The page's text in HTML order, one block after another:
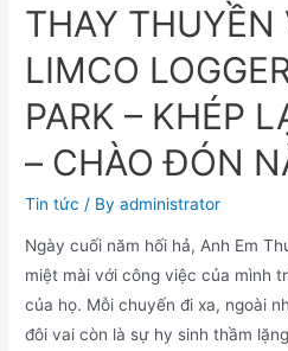
THAY THUYỀN
LIMCO
PARK – KHÉP
– CHÀO ĐÓN
Tin tức / Byadministrator
Ngày cuối năm hối hả, Anh Em
miệt mài với công việc của mình
của họ. Mỗi chuyến đi xa, ngoài
đôi vai còn là sự hy sinh thầm